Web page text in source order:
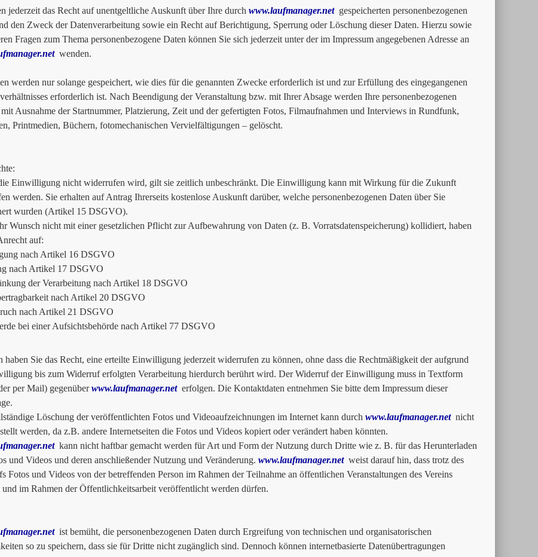
jederzeit das Recht auf unentgeltliche Auskunft über Ihre durch www.laufmanager.netgespeicherten personenbezogenen
den Zweck der Datenverarbeitung sowie ein Recht auf Berichtigung, Sperrung oder Löschung dieser Daten. Hierzu sowie
Fragen zum Thema personenbezogene Daten können Sie sich jederzeit unter der im Impressum angegebenen Adresse an
wenden.
werden nur solange gespeichert, wie dies für die genannten Zwecke erforderlich ist und zur Erfüllung des eingegangenen
erforderlich ist. Nach Beendigung der Veranstaltung bzw. mit Ihrer Absage werden Ihre personenbezogenen
Ausnahme der Startnummer, Platzierung, Zeit und der gefertigten Fotos, Filmaufnahmen und Interviews in Rundfunk,
Printmedien, Büchern, fotomechanischen Vervielfältigungen – gelöscht.
Einwilligung nicht widerrufen wird, gilt sie zeitlich unbeschränkt. Die Einwilligung kann mit Wirkung für die Zukunft
werden. Sie erhalten auf Antrag Ihrerseits kostenlose Auskunft darüber, welche personenbezogenen Daten über Sie
wurden (Artikel 15 DSGVO).
Wunsch nicht mit einer gesetzlichen Pflicht zur Aufbewahrung von Daten (z. B. Vorratsdatenspeicherung) kollidiert, haben
auf:
nach Artikel 16 DSGVO
nach Artikel 17 DSGVO
der Verarbeitung nach Artikel 18 DSGVO
nach Artikel 20 DSGVO
nach Artikel 21 DSGVO
bei einer Aufsichtsbehörde nach Artikel 77 DSGVO
haben Sie das Recht, eine erteilte Einwilligung jederzeit widerrufen zu können, ohne dass die Rechtmäßigkeit der aufgrund
bis zum Widerruf erfolgten Verarbeitung hierdurch berührt wird. Der Widerruf der Einwilligung muss in Textform
per Mail) gegenüberwww.laufmanager.neterfolgen. Die Kontaktdaten entnehmen Sie bitte dem Impressum dieser
Löschung der veröffentlichten Fotos und Videoaufzeichnungen im Internet kann durch www.laufmanager.netnicht
werden, da z.B. andere Internetseiten die Fotos und Videos kopiert oder verändert haben könnten.
kann nicht haftbar gemacht werden für Art und Form der Nutzung durch Dritte wie z. B. für das Herunterladen
und Videos und deren anschließender Nutzung und Veränderung. www.laufmanager.netweist darauf hin, dass trotz des
Fotos und Videos von der betreffenden Person im Rahmen der Teilnahme an öffentlichen Veranstaltungen des Vereins
und im Rahmen der Öffentlichkeitsarbeit veröffentlicht werden dürfen.
ist bemüht, die personenbezogenen Daten durch Ergreifung von technischen und organisatorischen
so zu speichern, dass sie für Dritte nicht zugänglich sind. Dennoch können internetbasierte Datenübertragungen